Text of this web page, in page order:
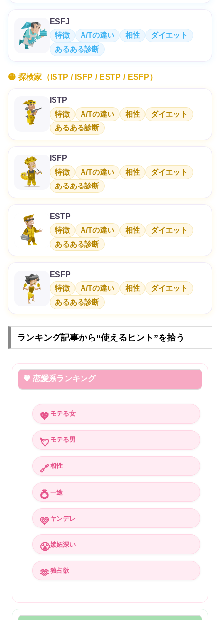
ESFJ
特徴 A/Tの違い 相性
ダイエット
あるある診断
🟡 探検家（ISTP / ISFP / ESTP / ESFP）
ISTP
特徴 A/Tの違い 相性
ダイエット
あるある診断
ISFP
特徴 A/Tの違い 相性
ダイエット
あるある診断
ESTP
特徴 A/Tの違い 相性
ダイエット
あるある診断
ESFP
特徴 A/Tの違い 相性
ダイエット
あるある診断
ランキング記事から“使えるヒント”を拾う
💗 恋愛系ランキング
💖 モテる女
💘 モテる男
🔗相性
💍 一途
🩷 ヤンデレ
😤嫉妬深い
🫶独占欲